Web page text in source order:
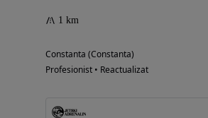
1 km
Constanta (Constanta)
Profesionist • Reactualizat